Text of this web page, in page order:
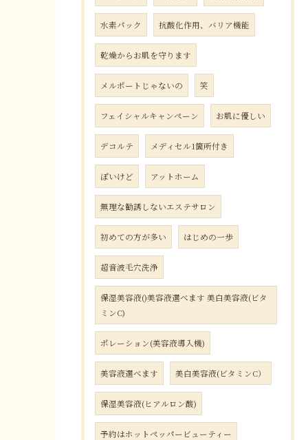
水素パック 抗酸化作用、バリア機能
乾燥からお肌を守ります
メルポートじゃないの 笑
フェイシャルキャンペーン お肌に優しい
デコルテ メディセル1箇所付き
ぽいけど アットホーム
無理な勧誘しないエステサロン
初めての方が多い はじめの一歩
超音波毛穴洗浄
保湿美容液()美容液選べます 美白美容液(ビタ
ミンC)
ポレーション(美容液導入機)
美容液選べます 美白美容液(ビタミンC）
保湿美容液(ヒアルロン酸)
予約はホットペッパービューティー